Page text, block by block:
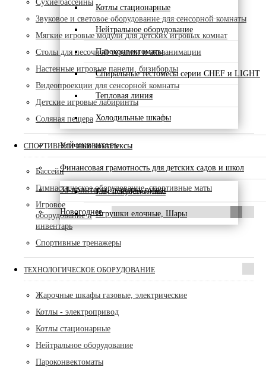
Котлы стационарные
Нейтральное оборудование
Пароконвектоматы
Спиральные тестомесы серии CHEF и LIGHT
Тепловая линия
Холодильные шкафы
Уличные комплексы
Финансовая грамотность для детских садов и школ
3d-принтеры, сканеры, ручки
Новогоднее
Ели искусственные
Игрушки елочные, Шары
Сухие бассейны
Звуковое и световое оборудование для сенсорной комнаты
Мягкие игровые модули для детских игровых комнат
Столы для песочной терапии и акваанимации
Настенные игровые панели, бизиборды
Видеопроекции для сенсорной комнаты
Детские игровые лабиринты
Соляная пещера
СПОРТИВНЫЙ ИНВЕНТАРЬ
Бассейн
Гимнастическое оборудование, спортивные маты
Игровое
оборудование и
инвентарь
Спортивные тренажеры
ТЕХНОЛОГИЧЕСКОЕ ОБОРУДОВАНИЕ
Жарочные шкафы газовые, электрические
Котлы - электропривод
Котлы стационарные
Нейтральное оборудование
Пароконвектоматы